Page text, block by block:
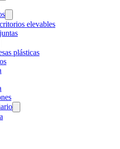
elevables
plásticas